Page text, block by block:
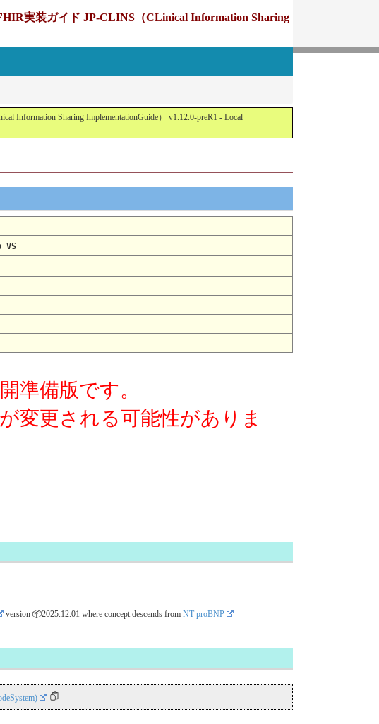
実装ガイド JP-CLINS（CLinical Information Sharing
Sharing ImplementationGuide） v1.12.0-preR1 - Local
準備版です。
変更される可能性がありま
version 📦2025.12.01 where concept descends from NT-proBNP